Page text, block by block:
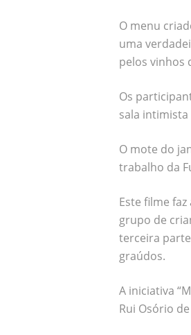
O menu
uma
pelos vinhos
Os
sala
O mote do
trabalho da
Este filme
grupo de
terceira
graúdos.
A iniciativa
Rui Osório